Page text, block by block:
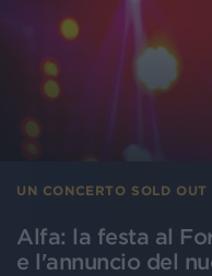
UN CONCERTO SOLD OUT
Alfa: la festa al
e l'annuncio del